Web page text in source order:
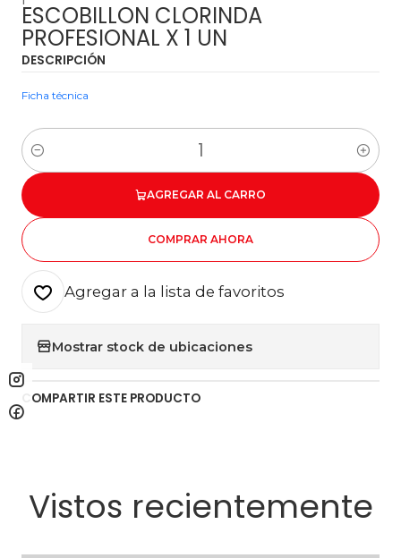
ESCOBILLON CLORINDA
PROFESIONAL X 1 UN
DESCRIPCIÓN
Ficha técnica
Cantidad
AGREGAR AL CARRO
COMPRAR AHORA
Agregar a la lista de favoritos
Mostrar stock de ubicaciones
COMPARTIR ESTE PRODUCTO
Vistos recientemente